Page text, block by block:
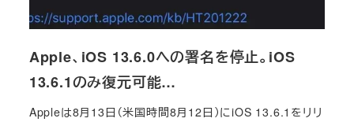
Apple、iOS 13.6.0への署名を停止。iOS
13.6.1のみ復元可能…
Appleは8月13日（米国時間8月12日）にiOS 13.6.1をリリ